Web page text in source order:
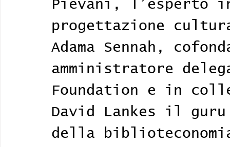
Pievani, l’esperto
progettazione
Adama Sennah,
amministratore
Foundation e in
David Lankes il guru
della